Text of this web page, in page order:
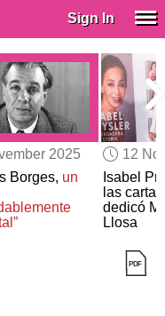
Sign In
2025
Borges, un
12
Isabel
las
dedicó
Llosa